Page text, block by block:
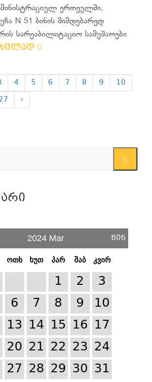
ერთეულში,
N 51 ბინის მიმდებარედ
სარეაბილიტაციო სამუშაოები
4 5 6 7 8 9
10
›
2024 Mar წინ
ოთხ ხუთ პარ შაბ კვირ
1 2
3
6 7 8 9
10
13 14 15 16 17
20 21 22 23 24
27 28 29 30 31